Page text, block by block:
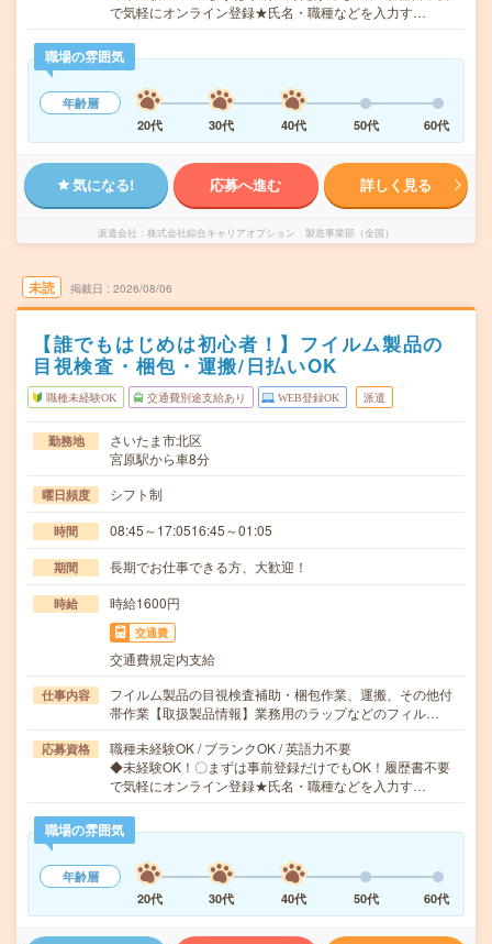
で気軽にオンライン登録★氏名・職種などを入力す…
職場の雰囲気
年齢層
20代
30代 40代 50代 60代
気になる! 応募へ進む 詳しく見る
派遣会社 株式会社綜合キャリアオプション 製造事業部（全国）
未読 掲載日 2026/08/06
【誰でもはじめは初心者！】フイルム製品の
目視検査・梱包・運搬/日払いOK
職種未経験OK 交通費別途支給あり WEB登録OK 派遣
勤務地
さいたま市北区
宮原駅から車8分
曜日頻度 シフト制
時間 08:45～17:0516:45～01:05
期間 長期でお仕事できる方、大歓迎！
時給 時給1600円
交通費
交通費規定内支給
仕事内容
フイルム製品の目視検査補助・梱包作業、運搬、その他付
帯作業【取扱製品情報】業務用のラップなどのフィル…
応募資格
職種未経験OK / ブランクOK / 英語力不要
◆未経験OK！〇まずは事前登録だけでもOK！履歴書不要
で気軽にオンライン登録★氏名・職種などを入力す…
職場の雰囲気
年齢層
20代
30代 40代 50代 60代